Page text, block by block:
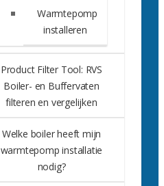
Warmtepomp
installeren
Product Filter Tool: RVS
Boiler- en Buffervaten
filteren en vergelijken
Welke boiler heeft mijn
warmtepomp installatie
nodig?